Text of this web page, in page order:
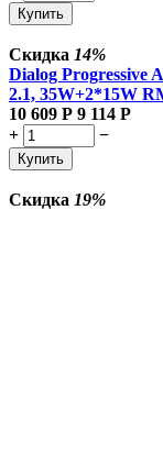
Купить
Скидка 14%
Dialog Progressive
2.1, 35W+2*15W
10 609 Р 9 114 Р
+
−
Купить
Скидка 19%